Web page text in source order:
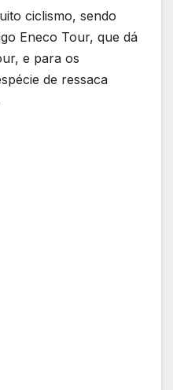
ciclismo, sendo
Eneco Tour, que dá
e para os
de ressaca